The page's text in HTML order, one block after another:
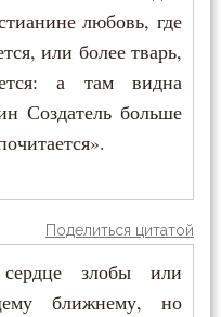
любовь, где
или более тварь,
а там видна
Создатель больше
Поделиться цитатой
злобы или
ближнему, но